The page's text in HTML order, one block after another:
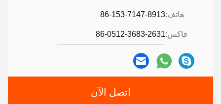
هاتف:86-153-7147-8913
فاكس:86-0512-3683-2631
اتصل الآن